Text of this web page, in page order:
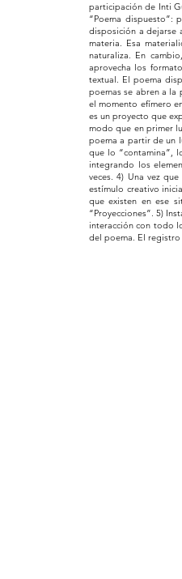
participación de Inti
“Poema dispuesto”:
disposición a dejarse
materia. Esa
naturaliza. En
aprovecha los
textual. El poema
poemas se abren a la
el momento efímero
es un proyecto que
modo que en primer
poema a partir de un
que lo “contamina”,
integrando los
veces. 4) Una vez
estímulo creativo
que existen en ese
“Proyecciones”. 5)
interacción con todo
del poema. El registro